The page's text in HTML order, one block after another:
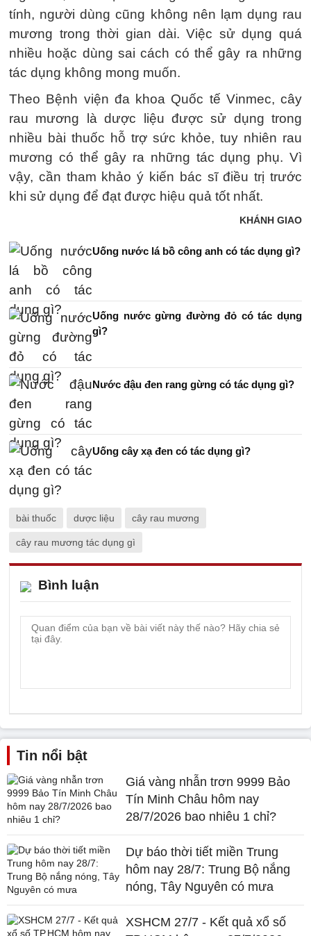
tính, người dùng cũng không nên lạm dụng rau
mương trong thời gian dài. Việc sử dụng quá
nhiều hoặc dùng sai cách có thể gây ra những
tác dụng không mong muốn.
Theo Bệnh viện đa khoa Quốc tế Vinmec, cây
rau mương là dược liệu được sử dụng trong
nhiều bài thuốc hỗ trợ sức khỏe, tuy nhiên rau
mương có thể gây ra những tác dụng phụ. Vì
vậy, cần tham khảo ý kiến bác sĩ điều trị trước
khi sử dụng để đạt được hiệu quả tốt nhất.
KHÁNH GIAO
Uống nước lá bồ công anh có tác dụng gì?
Uống nước gừng đường đỏ có tác dụng
gì?
Nước đậu đen rang gừng có tác dụng gì?
Uống cây xạ đen có tác dụng gì?
bài thuốc dược liệu cây rau mương
cây rau mương tác dụng gì
Bình luận
Tin nổi bật
Giá vàng nhẫn trơn 9999 Bảo
Tín Minh Châu hôm nay
28/7/2026 bao nhiêu 1 chỉ?
Dự báo thời tiết miền Trung
hôm nay 28/7: Trung Bộ nắng
nóng, Tây Nguyên có mưa
XSHCM 27/7 - Kết quả xổ số